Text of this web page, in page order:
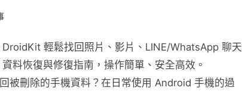
輕鬆找回照片、影片、LINE/WhatsApp 聊天
料恢復與修復指南，操作簡單、安全高效。
被刪除的手機資料？在日常使用 Android 手機的過